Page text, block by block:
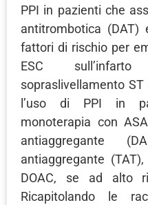
PPI in pazienti che
antitrombotica
fattori di rischio per
ESC
sopraslivellamento
l’uso di PPI in
monoterapia con
antiaggregante
antiaggregante
DOAC, se ad alto
Ricapitolando le